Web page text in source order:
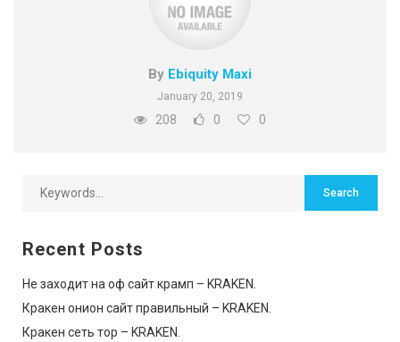
By Ebiquity Maxi
January 20, 2019
208 0 0
Recent Posts
Не заходит на оф сайт крамп – KRAKEN.
Кракен онион сайт правильный – KRAKEN.
Кракен сеть тор – KRAKEN.